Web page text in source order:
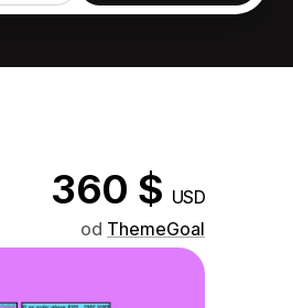
360 $ USD
od ThemeGoal